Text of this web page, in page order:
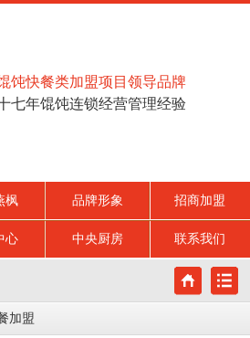
饨快餐类加盟项目领导品牌
七年馄饨连锁经营管理经验
枫 品牌形象 招商加盟
心 中央厨房 联系我们
加盟